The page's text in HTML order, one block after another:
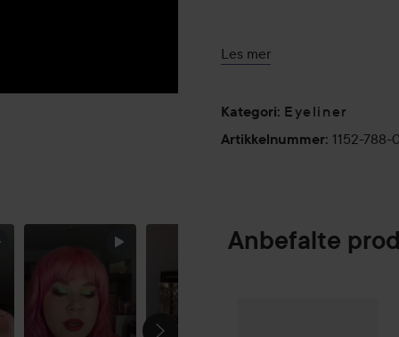
Bruk:
får ønsket intensitet.
Les mer
Kategori: Eyeliner
Artikkelnummer: 1152-788-
Anbefalte